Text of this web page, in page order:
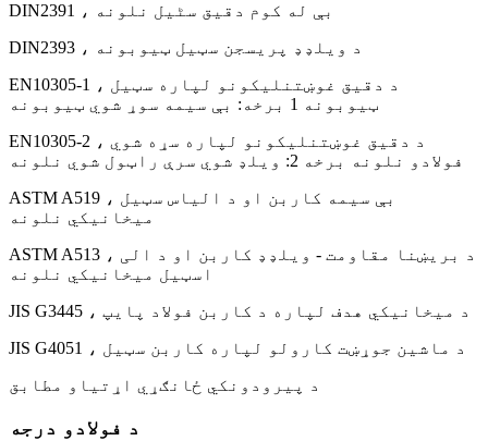
DIN2391 ، بې له کوم دقیق سٹیل نلونه
DIN2393 ، د ویلډډ پریسجن سټیل ټیوبونه
EN10305-1 ، د دقیق غوښتنلیکونو لپاره سټیل
ټیوبونه 1 برخه: بې سیمه سوړ شوي ټیوبونه
EN10305-2 ، د دقیق غوښتنلیکونو لپاره سړه شوي
فولادو نلونه برخه 2: ویلډ شوي سرې راټول شوي نلونه
ASTM A519 ، بې سیمه کاربن او د الیاس سټیل
میخانیکي نلونه
ASTM A513 ، د بریښنا مقاومت - ویلډډ کاربن او د الی
اسټیل میخانیکي نلونه
JIS G3445 ، د میخانیکي هدف لپاره د کاربن فولاد پایپ
JIS G4051 ، د ماشین جوړښت کارولو لپاره کاربن سټیل
د پیرودونکي ځانګړي اړتیاو مطابق
د فولادو درجه